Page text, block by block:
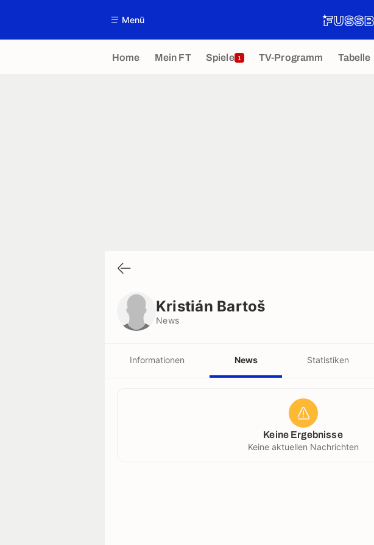
Menü
Home Mein FT Spiele 1 TV-Programm Tabelle
Kristián Bartoš
News
Informationen News Statistiken
Keine Ergebnisse
Keine aktuellen Nachrichten